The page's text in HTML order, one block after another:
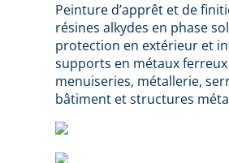
Peinture d’apprêt et de
résines alkydes en phase
protection en extérieur et
supports en métaux
menuiseries, métallerie,
bâtiment et structures